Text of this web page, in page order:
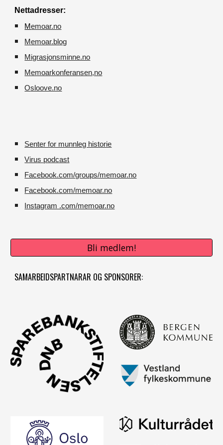
Nettadresser:
Memoar.no
Memoar.blog
M igrasjonsminne.no
Memoarkonferansen,no
Osloove.no
Senter for munnleg historie
Virus podcast
Facebook.com/groups/memoar.no
Facebook.com/memoar.no
Instagram .com/memoar.no
Bli medlem!
SAMARBEIDSPARTNARAR OG SPONSORER: